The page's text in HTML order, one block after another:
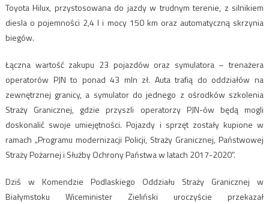
Toyota Hilux, przystosowana do jazdy w trudnym terenie, z silnikiem
diesla o pojemności 2,4 l i mocy 150 km oraz automatyczną skrzynia
biegów.
Łączna wartość zakupu 23 pojazdów oraz symulatora – trenażera
operatorów PJN to ponad 43 mln zł. Auta trafią do oddziałów na
zewnętrznej granicy, a symulator do jednego z ośrodków szkolenia
Straży Granicznej, gdzie przyszli operatorzy PJN-ów będą mogli
doskonalić swoje umiejętności. Pojazdy i sprzęt zostały kupione w
ramach „Programu modernizacji Policji, Straży Granicznej, Państwowej
Straży Pożarnej i Służby Ochrony Państwa w latach 2017-2020”.
Dziś w Komendzie Podlaskiego Oddziału Straży Granicznej w
Białymstoku Wiceminister Zieliński uroczyście przekazał